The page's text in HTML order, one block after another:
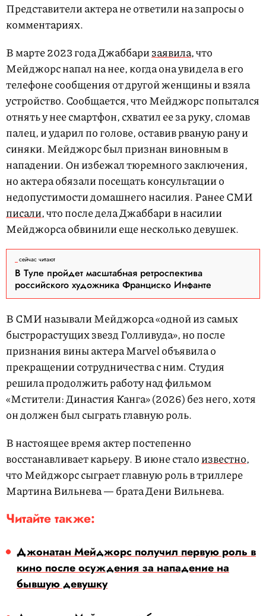
Представители актера не ответили на запросы о
комментариях.
В марте 2023 года Джаббаризаявила, что
Мейджорс напал на нее, когда она увидела в его
телефоне сообщения от другой женщины и взяла
устройство. Сообщается, что Мейджорс попытался
отнять у нее смартфон, схватил ее за руку, сломав
палец, и ударил по голове, оставив рваную рану и
синяки. Мейджорс был признан виновным в
нападении. Он избежал тюремного заключения,
но актера обязали посещать консультации о
недопустимости домашнего насилия. Ранее СМИ
писали, что после дела Джаббари в насилии
Мейджорса обвинили еще несколько девушек.
сейчас читают
В Туле пройдет масштабная ретроспектива
российского художника Франциско Инфанте
В СМИ называли Мейджорса «одной из самых
быстрорастущих звезд Голливуда», но после
признания вины актера Marvel объявила о
прекращении сотрудничества с ним. Студия
решила продолжить работу над фильмом
«Мстители: Династия Канга» (2026) без него, хотя
он должен был сыграть главную роль.
В настоящее время актер постепенно
восстанавливает карьеру. В июне сталоизвестно,
что Мейджорс сыграет главную роль в триллере
Мартина Вильнева — брата Дени Вильнева.
Читайте также:
Джонатан Мейджорс получил первую роль в
кино после осуждения за нападение на
бывшую девушку